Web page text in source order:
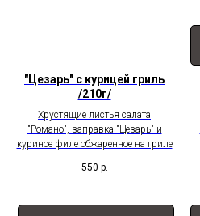
"Цезарь" с курицей гриль
/210г/
Хрустящие листья салата
"Романо", заправка "Цезарь" и
куриное филе обжаренное на гриле
550 р.